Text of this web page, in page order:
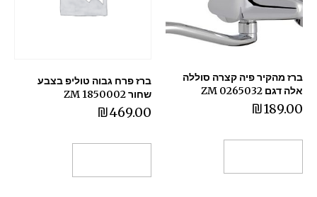
ברז מהקיר פיה קצרה סוללה
אלה דגם 0265032 ZM
₪189.00
ברז פרח גבוה טוליפ בצבע
שחור 1850002 ZM
₪469.00